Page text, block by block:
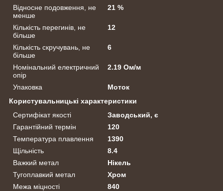
Відносне подовження, не
менше
21 %
Кількість перегинів, не
більше
12
Кількість скручувань, не
більше
6
Номінальний електричний
опір
2.19 Ом/м
Упаковка
Моток
Користувальницькі характеристики
Сертифікат якості
Заводський, є
Гарантійний термін
120
Температура плавлення
1390
Щільність
8.4
Важкий метал
Нікель
Тугоплавкий метал
Хром
Межа міцності
840